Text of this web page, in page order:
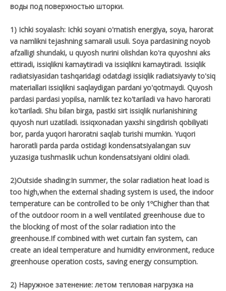
воды под поверхностью шторки.
1) Ichki soyalash: Ichki soyani o'rnatish energiya, soya, harorat
va namlikni tejashning samarali usuli. Soya pardasining noyob
afzalligi shundaki, u quyosh nurini olishdan ko'ra quyoshni aks
ettiradi, issiqlikni kamaytiradi va issiqlikni kamaytiradi. Issiqlik
radiatsiyasidan tashqaridagi odatdagi issiqlik radiatsiyaviy to'siq
materiallari issiqlikni saqlaydigan pardani yo'qotmaydi. Quyosh
pardasi pardasi yopilsa, namlik tez ko'tariladi va havo harorati
ko'tariladi. Shu bilan birga, pastki sirt issiqlik nurlanishining
quyosh nuri uzatiladi. issiqxonadan yaxshi singdirish qobiliyati
bor, parda yuqori haroratni saqlab turishi mumkin. Yuqori
haroratli parda parda ostidagi kondensatsiyalangan suv
yuzasiga tushmaslik uchun kondensatsiyani oldini oladi.
2)Outside shading:In summer, the solar radiation heat load is
too high,when the external shading system is used, the indoor
temperature can be controlled to be only 1ºChigher than that
of the outdoor room in a well ventilated greenhouse due to
the blocking of most of the solar radiation into the
greenhouse.If combined with wet curtain fan system, can
create an ideal temperature and humidity environment, reduce
greenhouse operation costs, saving energy consumption.
2) Наружное затенение: летом тепловая нагрузка на